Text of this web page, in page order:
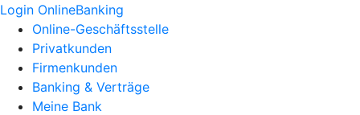
Login OnlineBanking
Online-Geschäftsstelle
Privatkunden
Firmenkunden
Banking & Verträge
Meine Bank